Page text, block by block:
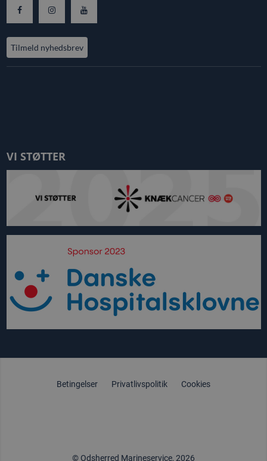
Tilmeld nyhedsbrev
VI STØTTER
Betingelser Privatlivspolitik Cookies
© Odsherred Marineservice, 2026